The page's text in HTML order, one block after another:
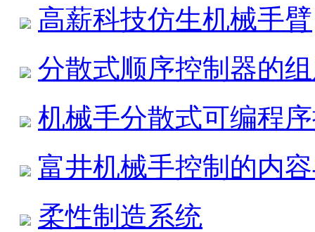
高薪科技仿生机械手臂
分散式顺序控制器的
机械手分散式可编程
富井机械手控制的内
柔性制造系统